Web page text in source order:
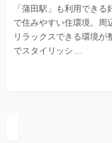
「蒲田駅」も利用でき
で住みやすい住環境。周
リラックスできる環境が
でスタイリッシ…